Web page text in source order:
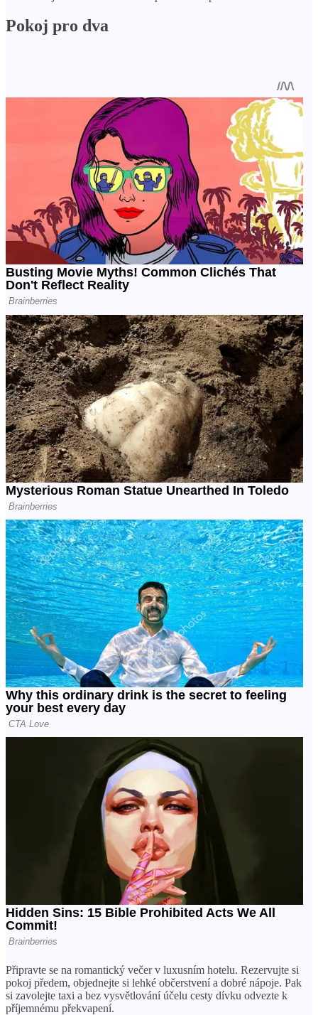
Pokoj pro dva
Připravte se na romantický večer v luxusním hotelu. Rezervujte si
pokoj předem, objednejte si lehké občerstvení a dobré nápoje. Pak
si zavolejte taxi a bez vysvětlování účelu cesty dívku odvezte k
příjemnému překvapení.